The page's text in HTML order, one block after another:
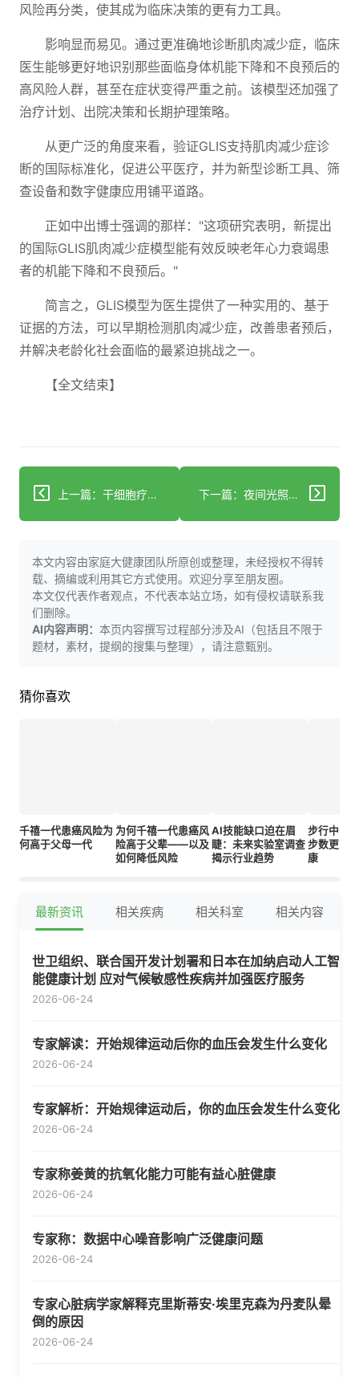
风险再分类，使其成为临床决策的更有力工具。
影响显而易见。通过更准确地诊断肌肉减少症，临床
医生能够更好地识别那些面临身体机能下降和不良预后的
高风险人群，甚至在症状变得严重之前。该模型还加强了
治疗计划、出院决策和长期护理策略。
从更广泛的角度来看，验证GLIS支持肌肉减少症诊
断的国际标准化，促进公平医疗，并为新型诊断工具、筛
查设备和数字健康应用铺平道路。
正如中出博士强调的那样："这项研究表明，新提出
的国际GLIS肌肉减少症模型能有效反映老年心力衰竭患
者的机能下降和不良预后。"
简言之，GLIS模型为医生提供了一种实用的、基于
证据的方法，可以早期检测肌肉减少症，改善患者预后，
并解决老龄化社会面临的最紧迫挑战之一。
【全文结束】
上一篇：干细胞疗法与心肌梗死后心力衰竭风险降低相关 下一篇：夜间光照可能增加心脏病风险 新研究警告
本文内容由家庭大健康团队所原创或整理，未经授权不得转
载、摘编或利用其它方式使用。欢迎分享至朋友圈。
本文仅代表作者观点，不代表本站立场，如有侵权请联系我
们删除。
AI内容声明： 本页内容撰写过程部分涉及AI（包括且不限于
题材，素材，提纲的搜集与整理），请注意甄别。
猜你喜欢
千禧一代患癌风险为
何高于父母一代
为何千禧一代患癌风
险高于父辈——以及
如何降低风险
AI技能缺口迫在眉
睫：未来实验室调查
揭示行业趋势
步行中的
步数更能
康
最新资讯 相关疾病 相关科室 相关内容
世卫组织、联合国开发计划署和日本在加纳启动人工智
能健康计划 应对气候敏感性疾病并加强医疗服务
2026-06-24
专家解读：开始规律运动后你的血压会发生什么变化
2026-06-24
专家解析：开始规律运动后，你的血压会发生什么变化
2026-06-24
专家称姜黄的抗氧化能力可能有益心脏健康
2026-06-24
专家称：数据中心噪音影响广泛健康问题
2026-06-24
专家心脏病学家解释克里斯蒂安·埃里克森为丹麦队晕
倒的原因
2026-06-24